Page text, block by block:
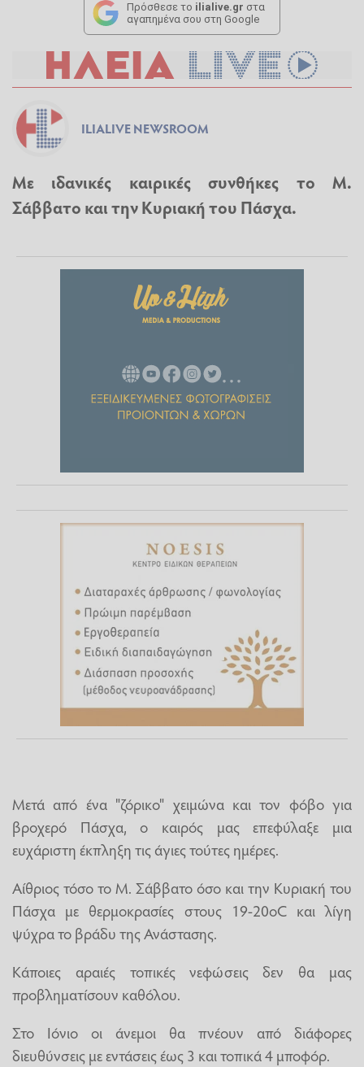
Πρόσθεσε το ilialive.gr στα
αγαπημένα σου στη Google
ILIALIVE NEWSROOM
Με ιδανικές καιρικές συνθήκες το Μ.
Σάββατο και την Κυριακή του Πάσχα.
Μετά από ένα "ζόρικο" χειμώνα και τον φόβο για
βροχερό Πάσχα, ο καιρός μας επεφύλαξε μια
ευχάριστη έκπληξη τις άγιες τούτες ημέρες.
Αίθριος τόσο το Μ. Σάββατο όσο και την Κυριακή του
Πάσχα με θερμοκρασίες στους 19-20oC και λίγη
ψύχρα το βράδυ της Ανάστασης.
Κάποιες αραιές τοπικές νεφώσεις δεν θα μας
προβληματίσουν καθόλου.
Στο Ιόνιο οι άνεμοι θα πνέουν από διάφορες
διευθύνσεις με εντάσεις έως 3 και τοπικά 4 μποφόρ.